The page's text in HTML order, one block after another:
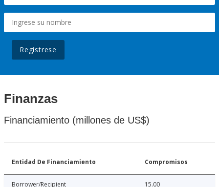
Regístrese
Finanzas
Financiamiento (millones de US$)
Entidad De Financiamiento Compromisos
Borrower/Recipient 15.00